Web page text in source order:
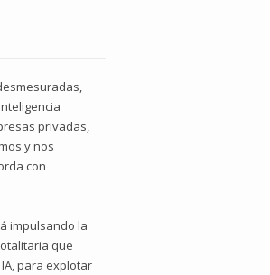
privadas,
y nos
con
impulsando la
que
para explotar